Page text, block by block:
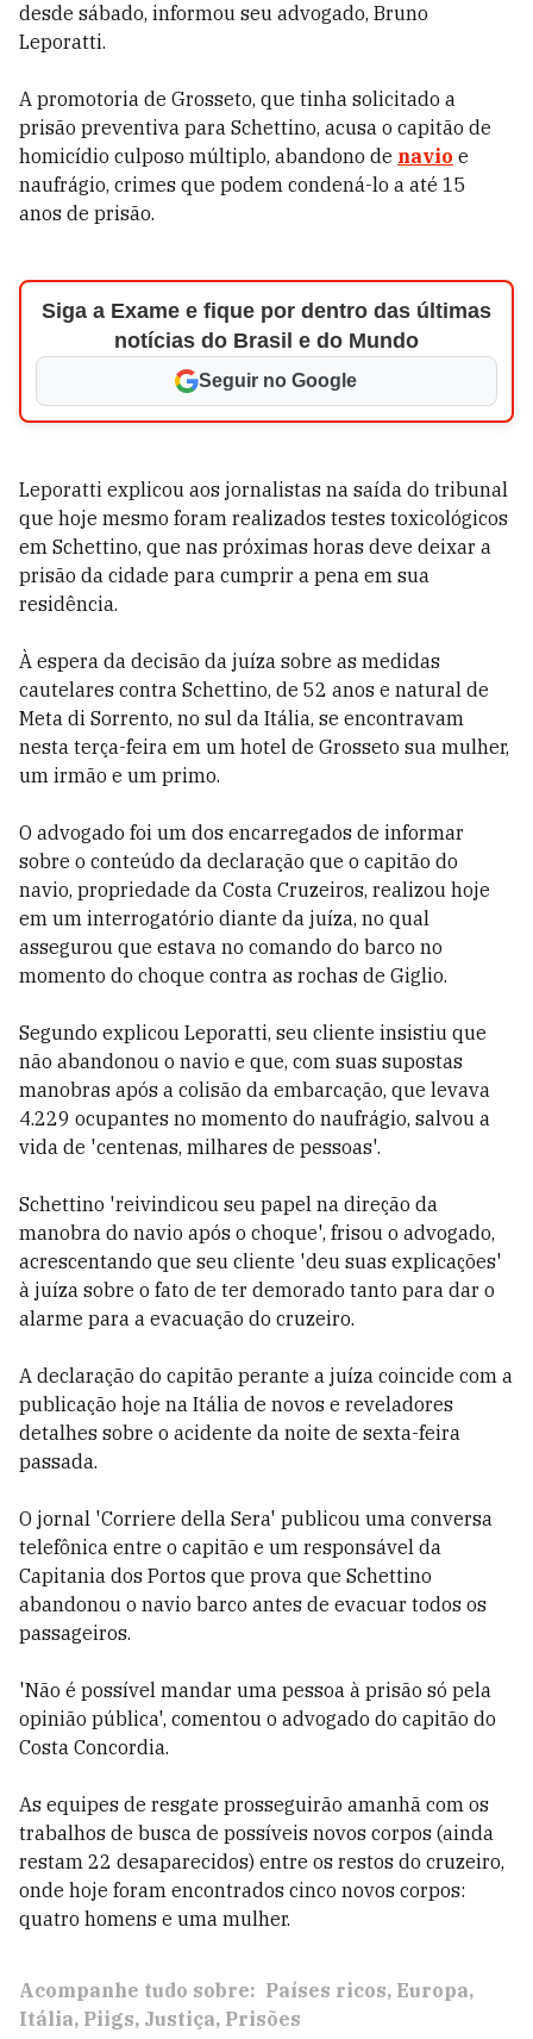
desde sábado, informou seu advogado, Bruno
Leporatti.
A promotoria de Grosseto, que tinha solicitado a
prisão preventiva para Schettino, acusa o capitão de
homicídio culposo múltiplo, abandono de navio e
naufrágio, crimes que podem condená-lo a até 15
anos de prisão.
Siga a Exame e fique por dentro das últimas
notícias do Brasil e do Mundo
Seguir no Google
Leporatti explicou aos jornalistas na saída do tribunal
que hoje mesmo foram realizados testes toxicológicos
em Schettino, que nas próximas horas deve deixar a
prisão da cidade para cumprir a pena em sua
residência.
À espera da decisão da juíza sobre as medidas
cautelares contra Schettino, de 52 anos e natural de
Meta di Sorrento, no sul da Itália, se encontravam
nesta terça-feira em um hotel de Grosseto sua mulher,
um irmão e um primo.
O advogado foi um dos encarregados de informar
sobre o conteúdo da declaração que o capitão do
navio, propriedade da Costa Cruzeiros, realizou hoje
em um interrogatório diante da juíza, no qual
assegurou que estava no comando do barco no
momento do choque contra as rochas de Giglio.
Segundo explicou Leporatti, seu cliente insistiu que
não abandonou o navio e que, com suas supostas
manobras após a colisão da embarcação, que levava
4.229 ocupantes no momento do naufrágio, salvou a
vida de 'centenas, milhares de pessoas'.
Schettino 'reivindicou seu papel na direção da
manobra do navio após o choque', frisou o advogado,
acrescentando que seu cliente 'deu suas explicações'
à juíza sobre o fato de ter demorado tanto para dar o
alarme para a evacuação do cruzeiro.
A declaração do capitão perante a juíza coincide com a
publicação hoje na Itália de novos e reveladores
detalhes sobre o acidente da noite de sexta-feira
passada.
O jornal 'Corriere della Sera' publicou uma conversa
telefônica entre o capitão e um responsável da
Capitania dos Portos que prova que Schettino
abandonou o navio barco antes de evacuar todos os
passageiros.
'Não é possível mandar uma pessoa à prisão só pela
opinião pública', comentou o advogado do capitão do
Costa Concordia.
As equipes de resgate prosseguirão amanhã com os
trabalhos de busca de possíveis novos corpos (ainda
restam 22 desaparecidos) entre os restos do cruzeiro,
onde hoje foram encontrados cinco novos corpos:
quatro homens e uma mulher.
Acompanhe tudo sobre: Países ricos Europa
Itália Piigs Justiça Prisões